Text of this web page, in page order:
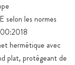
selon les normes
hermétique avec
plat, protégeant de